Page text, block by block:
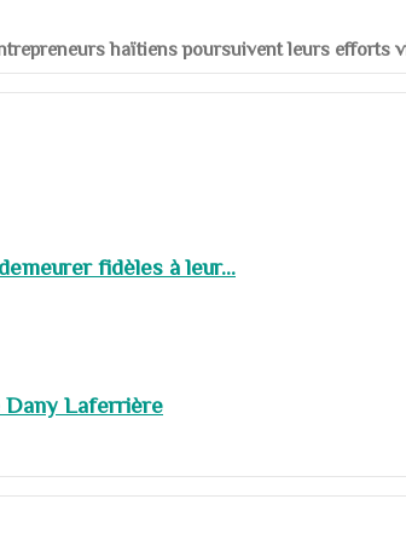
haïtiens poursuivent leurs efforts
fidèles à leur...
Dany Laferrière